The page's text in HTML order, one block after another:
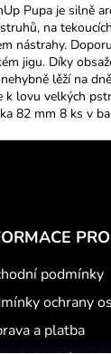
Pupa je silně
na
nástrahy.
jigu. Díky
lěží na
k lovu velkých
82 mm 8 ks v
podmínky
ochrany
a platba